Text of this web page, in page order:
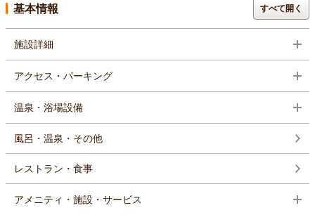
基本情報 すべて開く
施設詳細
アクセス・パーキング
温泉・浴場設備
風呂・温泉・その他
レストラン・食事
アメニティ・施設・サービス